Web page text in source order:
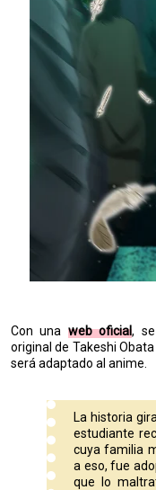
Con una web oficial,
original de Takeshi
será adaptado al anime.
La historia
estudiante
cuya familia
a eso, fue
que lo